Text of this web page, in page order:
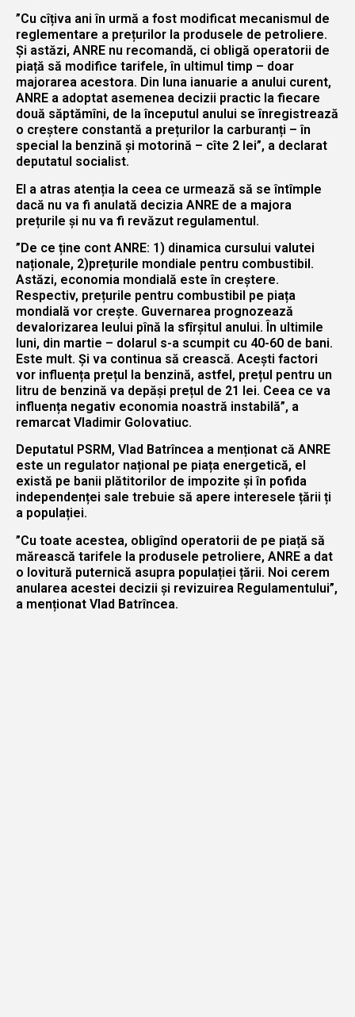
”Cu cîțiva ani în urmă a fost modificat mecanismul de
reglementare a prețurilor la produsele de petroliere.
Și astăzi, ANRE nu recomandă, ci obligă operatorii de
piață să modifice tarifele, în ultimul timp – doar
majorarea acestora. Din luna ianuarie a anului curent,
ANRE a adoptat asemenea decizii practic la fiecare
două săptămîni, de la începutul anului se înregistrează
o creștere constantă a prețurilor la carburanți – în
special la benzină și motorină – cîte 2 lei”, a declarat
deputatul socialist.
El a atras atenția la ceea ce urmează să se întîmple
dacă nu va fi anulată decizia ANRE de a majora
prețurile și nu va fi revăzut regulamentul.
”De ce ține cont ANRE: 1) dinamica cursului valutei
naționale, 2)prețurile mondiale pentru combustibil.
Astăzi, economia mondială este în creștere.
Respectiv, prețurile pentru combustibil pe piața
mondială vor crește. Guvernarea prognozează
devalorizarea leului pînă la sfîrșitul anului. În ultimile
luni, din martie – dolarul s-a scumpit cu 40-60 de bani.
Este mult. Și va continua să crească. Acești factori
vor influența prețul la benzină, astfel, prețul pentru un
litru de benzină va depăși prețul de 21 lei. Ceea ce va
influența negativ economia noastră instabilă”, a
remarcat Vladimir Golovatiuc.
Deputatul PSRM, Vlad Batrîncea a menționat că ANRE
este un regulator național pe piața energetică, el
există pe banii plătitorilor de impozite și în pofida
independenței sale trebuie să apere interesele țării ți
a populației.
”Cu toate acestea, obligînd operatorii de pe piață să
mărească tarifele la produsele petroliere, ANRE a dat
o lovitură puternică asupra populației țării. Noi cerem
anularea acestei decizii și revizuirea Regulamentului”,
a menționat Vlad Batrîncea.